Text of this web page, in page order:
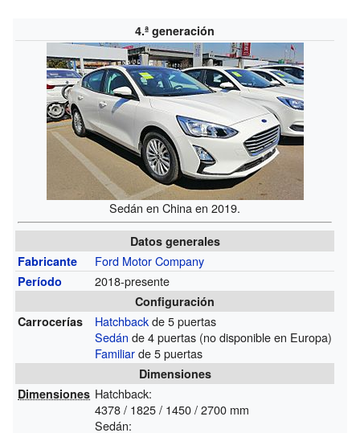
4.ª generación
Sedán en China en 2019.
Datos generales
Fabricante
Ford Motor Company
Período 2018-presente
Configuración
Carrocerías
Hatchbackde 5 puertas
Sedán de 4 puertas (no disponible en Europa)
Familiarde 5 puertas
Dimensiones
Dimensiones Hatchback:
4378 / 1825 / 1450 / 2700 mm
Sedán: